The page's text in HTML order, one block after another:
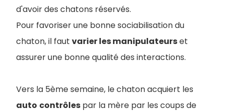
d'avoir des chatons réservés.
Pour favoriser une bonne sociabilisation du
chaton, il faut varier les manipulateurset
assurer une bonne qualité des interactions.
Vers la 5ème semaine, le chaton acquiert les
auto contrôles par la mère par les coups de